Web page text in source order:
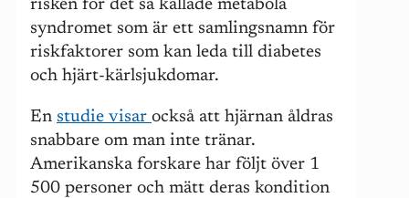
risken för det så kallade metabola
syndromet som är ett samlingsnamn för
riskfaktorer som kan leda till diabetes
och hjärt-kärlsjukdomar.
En studie visar också att hjärnan åldras
snabbare om man inte tränar.
Amerikanska forskare har följt över 1
500 personer och mätt deras kondition